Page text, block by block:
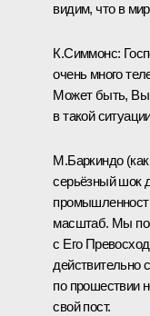
видим, что в
К.Симмонс:
очень много
Может быть, Вы
в такой
М.Баркиндо
серьёзный шок
масштаб. Мы
с Его
действительно
по прошествии
свой пост.